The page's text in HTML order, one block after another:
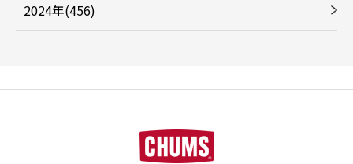
2024年(456)